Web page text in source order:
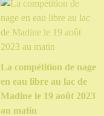
La compétition de nage
en eau libre au lac de
Madine le 19 août 2023
au matin